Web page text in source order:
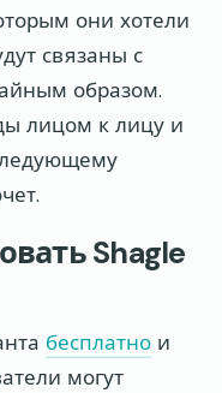
они хотели
связаны с
образом.
лицом к лицу и
Shagle
бесплатно и
могут